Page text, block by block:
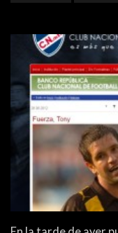
FUTSAL
ACTUALIDAD
3ERA DIVISIÓN
FORMATIVAS